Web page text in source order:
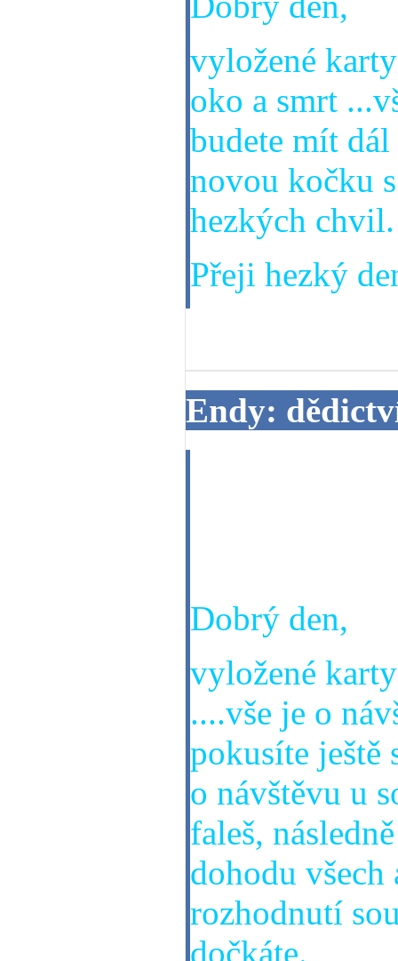
vyložené
oko a smrt
budete mít
novou kočku
hezkých chvil.
Přeji hezký
Endy:
Dobrý den,
vyložené
....vše je o
pokusíte ještě
o návštěvu u
faleš,
dohodu
rozhodnutí
dočkáte.